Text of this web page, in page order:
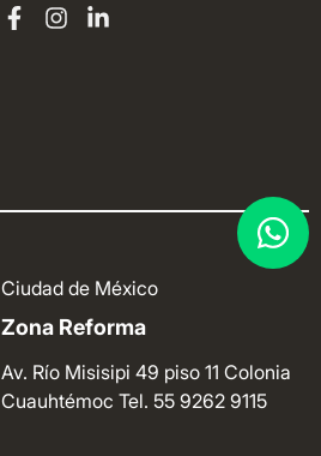
Ciudad de México
Zona Reforma
Av. Río Misisipi 49 piso 11 Colonia
CuauhtémocTel. 55 9262 9115